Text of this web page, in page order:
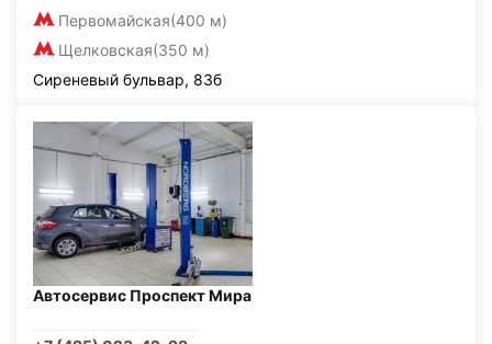
Первомайская(400 м)
Щелковская(350 м)
Сиреневый бульвар, 83б
Автосервис Проспект Мира